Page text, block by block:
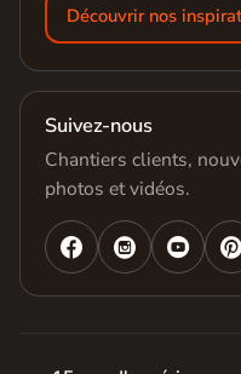
Découvrir nos
Suivez-nous
Chantiers clients,
photos et vidéos.
   